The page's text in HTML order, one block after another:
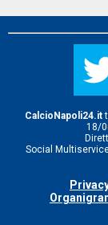
CalcioNapoli24.it
18/
Social